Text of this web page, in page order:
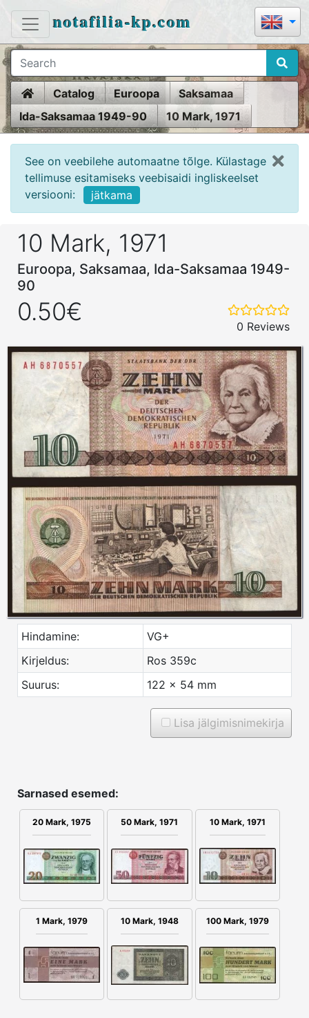
notafilia-kp.com
HomeCatalog Euroopa
Saksamaa
Ida-Saksamaa 1949-90
10 Mark, 1971
See on veebilehe automaatne tõlge. Külastage
tellimuse esitamiseks veebisaidi ingliskeelset
versiooni:
jätkama
10 Mark, 1971
Euroopa, Saksamaa, Ida-Saksamaa 1949-
90
0.50€
0 Reviews
Hindamine:
VG+
Kirjeldus:
Ros 359c
Suurus:
122 x 54 mm
Lisa jälgimisnimekirja
Sarnased esemed:
20 Mark, 1975 50 Mark, 1971 10 Mark, 1971
1 Mark, 1979 10 Mark, 1948 100 Mark, 1979